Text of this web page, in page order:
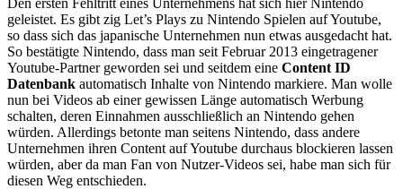
geleistet. Es gibt zig Let’s Plays zu Nintendo Spielen auf Youtube,
so dass sich das japanische Unternehmen nun etwas ausgedacht hat.
So bestätigte Nintendo, dass man seit Februar 2013 eingetragener
Youtube-Partner geworden sei und seitdem eine Content ID
Datenbank automatisch Inhalte von Nintendo markiere. Man wolle
nun bei Videos ab einer gewissen Länge automatisch Werbung
schalten, deren Einnahmen ausschließlich an Nintendo gehen
würden. Allerdings betonte man seitens Nintendo, dass andere
Unternehmen ihren Content auf Youtube durchaus blockieren lassen
würden, aber da man Fan von Nutzer-Videos sei, habe man sich für
diesen Weg entschieden.